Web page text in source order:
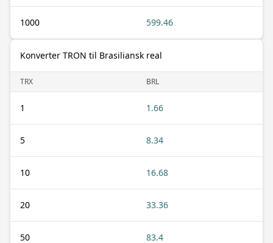
1000 599.46
Konverter TRON til Brasiliansk real
TRX BRL
1 1.66
5 8.34
10 16.68
20 33.36
50 83.4